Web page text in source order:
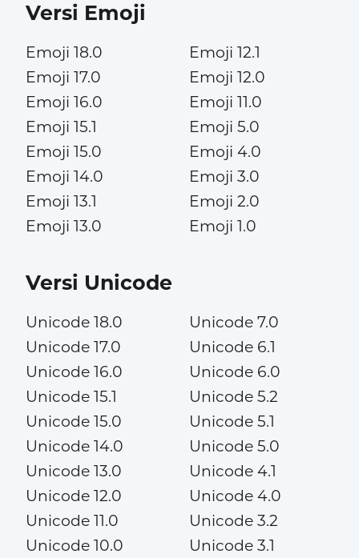
Versi Emoji
Emoji 18.0
Emoji 17.0
Emoji 16.0
Emoji 15.1
Emoji 15.0
Emoji 14.0
Emoji 13.1
Emoji 13.0
Emoji 12.1
Emoji 12.0
Emoji 11.0
Emoji 5.0
Emoji 4.0
Emoji 3.0
Emoji 2.0
Emoji 1.0
Versi Unicode
Unicode 18.0
Unicode 17.0
Unicode 16.0
Unicode 15.1
Unicode 15.0
Unicode 14.0
Unicode 13.0
Unicode 12.0
Unicode 11.0
Unicode 10.0
Unicode 7.0
Unicode 6.1
Unicode 6.0
Unicode 5.2
Unicode 5.1
Unicode 5.0
Unicode 4.1
Unicode 4.0
Unicode 3.2
Unicode 3.1